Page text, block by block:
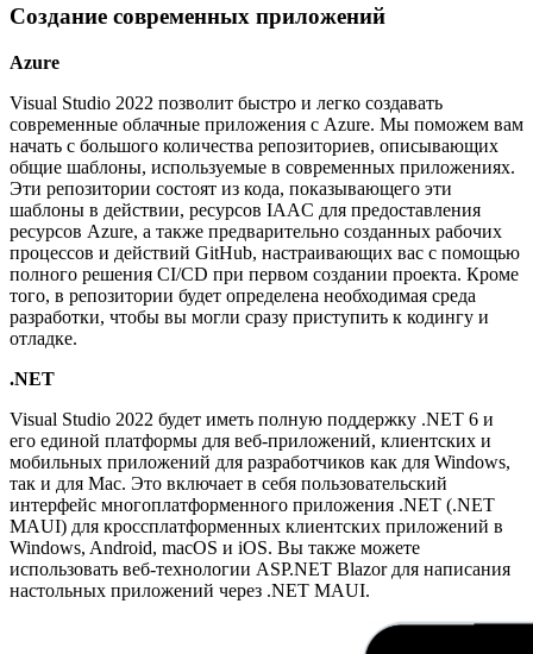
Создание современных приложений
Azure
Visual Studio 2022 позволит быстро и легко создавать
современные облачные приложения с Azure. Мы поможем вам
начать с большого количества репозиториев, описывающих
общие шаблоны, используемые в современных приложениях.
Эти репозитории состоят из кода, показывающего эти
шаблоны в действии, ресурсов IAAC для предоставления
ресурсов Azure, а также предварительно созданных рабочих
процессов и действий GitHub, настраивающих вас с помощью
полного решения CI/CD при первом создании проекта. Кроме
того, в репозитории будет определена необходимая среда
разработки, чтобы вы могли сразу приступить к кодингу и
отладке.
.NET
Visual Studio 2022 будет иметь полную поддержку .NET 6 и
его единой платформы для веб-приложений, клиентских и
мобильных приложений для разработчиков как для Windows,
так и для Mac. Это включает в себя пользовательский
интерфейс многоплатформенного приложения .NET (.NET
MAUI) для кроссплатформенных клиентских приложений в
Windows, Android, macOS и iOS. Вы также можете
использовать веб-технологии ASP.NET Blazor для написания
настольных приложений через .NET MAUI.